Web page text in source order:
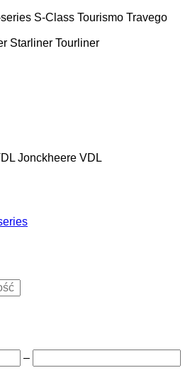
S-Class Tourismo Travego
Starliner Tourliner
Jonckheere VDL
–